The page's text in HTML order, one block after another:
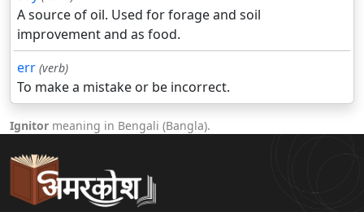
A source of oil. Used for forage and soil
improvement and as food.
err (verb)
To make a mistake or be incorrect.
Ignitor meaning in Bengali (Bangla).